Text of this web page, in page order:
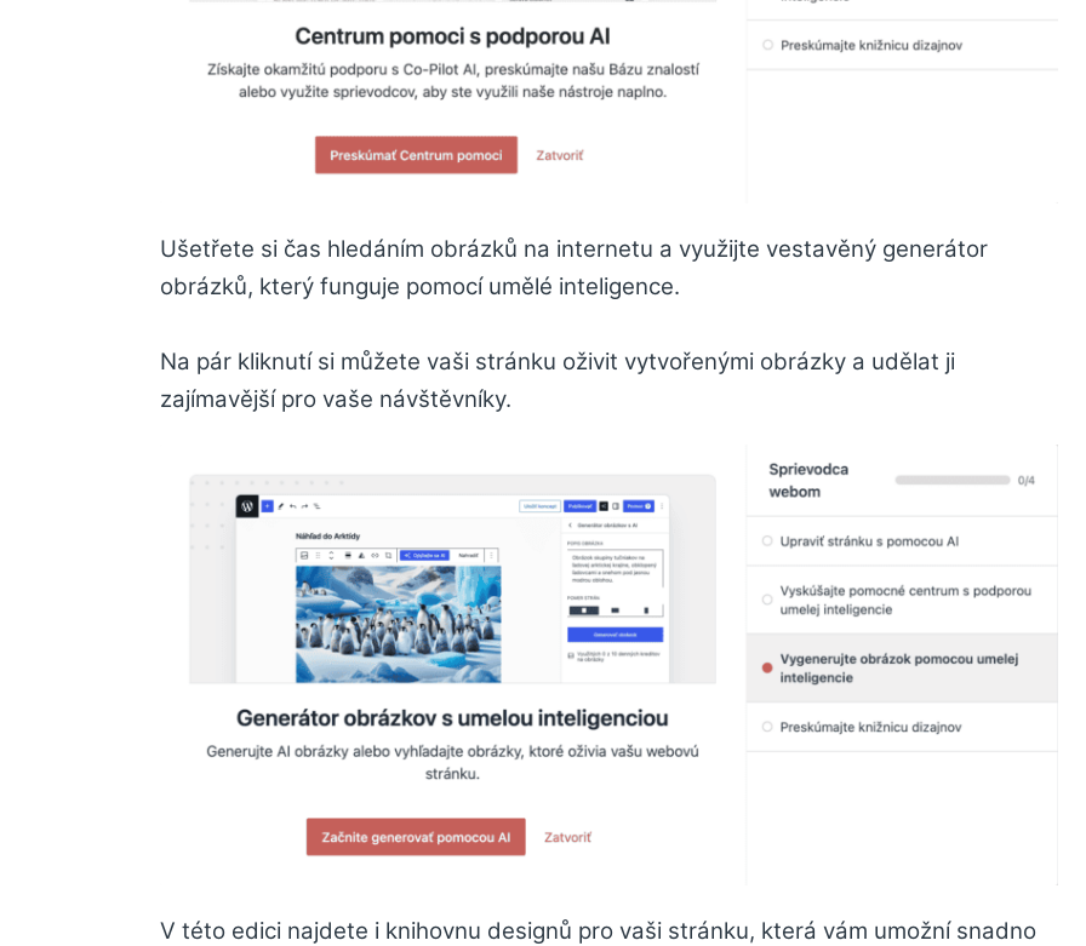
Ušetřete si čas hledáním obrázků na internetu a využijte vestavěný generátor
obrázků, který funguje pomocí umělé inteligence.
Na pár kliknutí si můžete vaši stránku oživit vytvořenými obrázky a udělat ji
zajímavější pro vaše návštěvníky.
V této edici najdete i knihovnu designů pro vaši stránku, která vám umožní snadno